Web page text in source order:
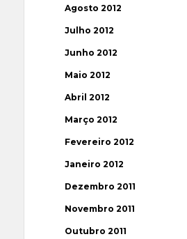
Agosto 2012
Julho 2012
Junho 2012
Maio 2012
Abril 2012
Março 2012
Fevereiro 2012
Janeiro 2012
Dezembro 2011
Novembro 2011
Outubro 2011